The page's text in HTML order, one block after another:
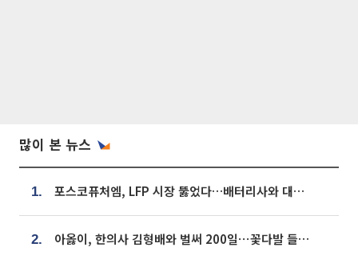
많이 본 뉴스
1. 포스코퓨처엠, LFP 시장 뚫었다…배터리사와 대규모 장기 공급 합의
2. 아옳이, 한의사 김형배와 벌써 200일⋯꽃다발 들고 "프러포즈 아냐"